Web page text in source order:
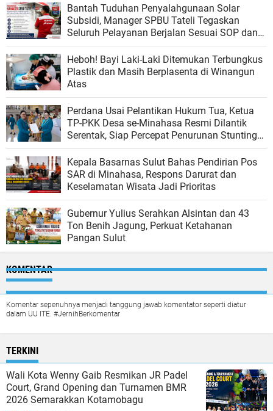
Bantah Tuduhan Penyalahgunaan Solar
Subsidi, Manager SPBU Tateli Tegaskan
Seluruh Pelayanan Berjalan Sesuai SOP dan
Regulasi
Heboh! Bayi Laki-Laki Ditemukan Terbungkus
Plastik dan Masih Berplasenta di Winangun
Atas
Perdana Usai Pelantikan Hukum Tua, Ketua
TP-PKK Desa se-Minahasa Resmi Dilantik
Serentak, Siap Percepat Penurunan Stunting
dan Perkuat Ketahanan Keluarga
Kepala Basarnas Sulut Bahas Pendirian Pos
SAR di Minahasa, Respons Darurat dan
Keselamatan Wisata Jadi Prioritas
Gubernur Yulius Serahkan Alsintan dan 43
Ton Benih Jagung, Perkuat Ketahanan
Pangan Sulut
KOMENTAR
Komentar sepenuhnya menjadi tanggung jawab komentator seperti diatur
dalam UU ITE. #JernihBerkomentar
TERKINI
Wali Kota Wenny Gaib Resmikan JR Padel
Court, Grand Opening dan Turnamen BMR
2026 Semarakkan Kotamobagu